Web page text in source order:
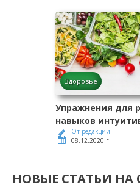
Здоровье
Упражнения для
навыков
От редакции
08.12.2020 г.
НОВЫЕ СТАТЬИ НА